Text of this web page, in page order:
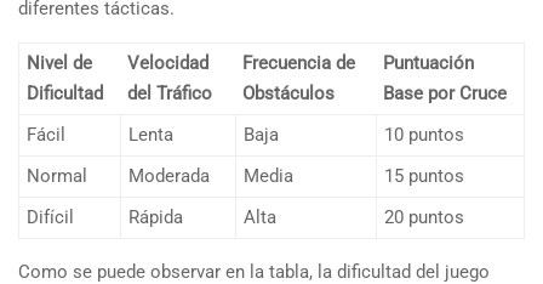
diferentes tácticas.
Nivel de
Dificultad
Velocidad
del Tráfico
Frecuencia de
Obstáculos
Puntuación
Base por Cruce
Fácil
Lenta Baja
10 puntos
Normal
Moderada Media
15 puntos
Difícil
Rápida Alta 20 puntos
Como se puede observar en la tabla, la dificultad del juego